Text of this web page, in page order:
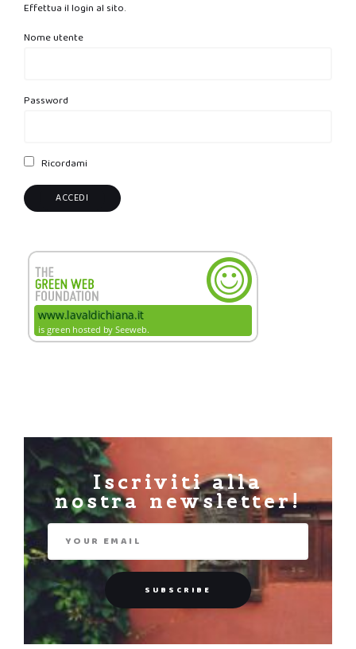
Effettua il login al sito.
Nome utente
Password
Ricordami
Iscriviti alla
nostra newsletter!